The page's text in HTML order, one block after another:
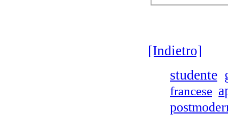
[Indietro]
studente
francese